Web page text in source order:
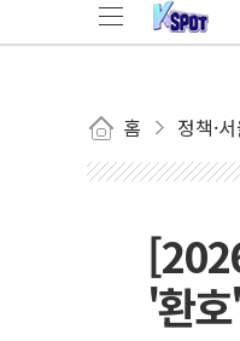
홈 정책·
'환